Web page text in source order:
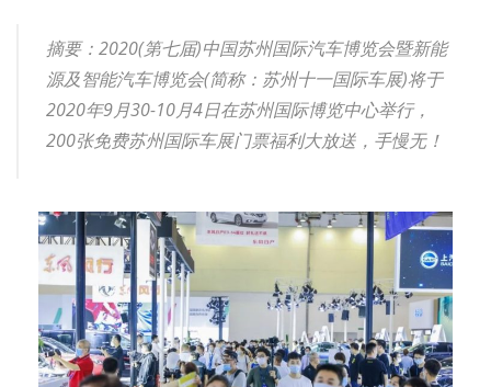
摘要：2020(第七届)中国苏州国际汽车博览会暨新能
源及智能汽车博览会(简称：苏州十一国际车展)将于
2020年9月30-10月4日在苏州国际博览中心举行，
200张免费苏州国际车展门票福利大放送，手慢无！